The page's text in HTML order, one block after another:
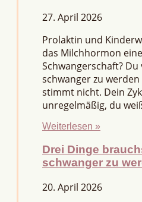
27. April 2026
Prolaktin und
das Milchhormon eine
Schwangerschaft?
schwanger zu
stimmt nicht. Dein
unregelmäßig, du
Weiterlesen »
Drei Dinge
schwanger zu
20. April 2026